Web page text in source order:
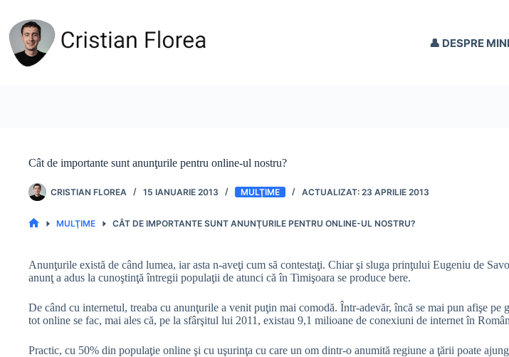
conținut
👤 DESPRE
Cât de importante sunt anunţurile pentru online-ul nostru?
CRISTIAN FLOREA 15 IANUARIE 2013 MULŢIME 23 APRILIE 2013
MULŢIME CÂT DE IMPORTANTE SUNT ANUNŢURILE PENTRU ONLINE-UL NOSTRU?
Anunţurile există de când lumea, iar asta n-aveţi cum să contestaţi. Chiar şi sluga prinţului Eugeniu de
anunţ a adus la cunoştinţă întregii populaţii de atunci că în Timişoara se produce bere.
De când cu internetul, treaba cu anunţurile a venit puţin mai comodă. Într-adevăr, încă se mai pun afişe
tot online se fac, mai ales că, pe la sfârşitul lui 2011, existau 9,1 milioane de conexiuni de internet în
Practic, cu 50% din populaţie online şi cu uşurinţa cu care un om dintr-o anumită regiune a ţării poate